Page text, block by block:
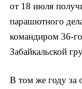
от 18 июля
парашютного
командиром 36-
Забайкальской
В том же году за